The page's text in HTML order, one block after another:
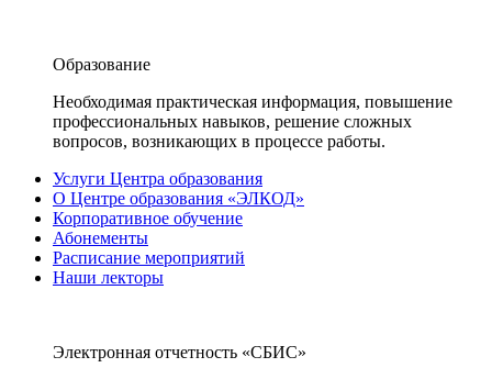
Образование
Необходимая практическая информация, повышение
профессиональных навыков, решение сложных
вопросов, возникающих в процессе работы.
Услуги Центра образования
О Центре образования «ЭЛКОД»
Корпоративное обучение
Абонементы
Расписание мероприятий
Наши лекторы
Электронная отчетность «СБИС»